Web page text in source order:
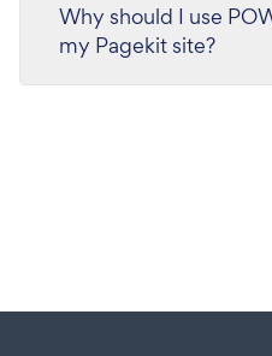
Why should I use
my Pagekit site?